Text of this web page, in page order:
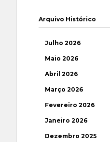
Arquivo Histórico
Julho 2026
Maio 2026
Abril 2026
Março 2026
Fevereiro 2026
Janeiro 2026
Dezembro 2025